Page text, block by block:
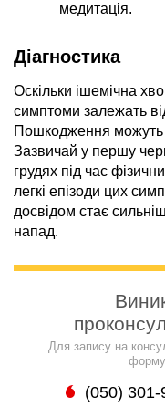
медитація.
Діагностика
Оскільки ішемічна
симптоми залежать
Пошкодження можуть
Зазвичай у першу
грудях під час
легкі епізоди цих
досвідом стає
напад.
Для запису на
форму
(050) 301-